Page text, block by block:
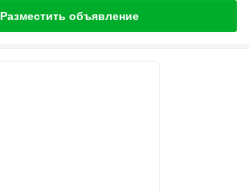
Разместить объявление